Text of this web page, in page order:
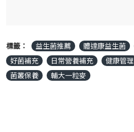
標籤： 益生菌推薦 體達康益生菌
好菌補充
日常營養補充 健康管理
菌叢保養
輔大一粒麥